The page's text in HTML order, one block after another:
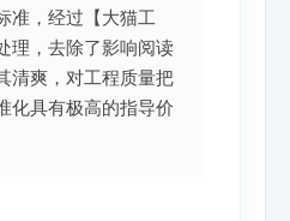
准，经过【大猫工
理，去除了影响阅读
清爽，对工程质量把
化具有极高的指导价